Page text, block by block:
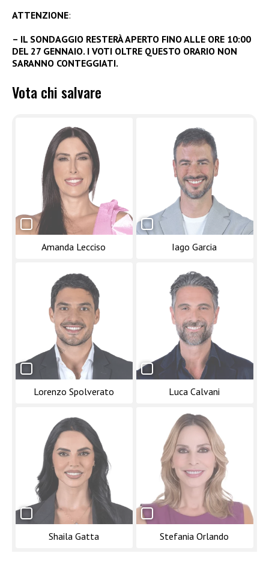
ATTENZIONE:
– IL SONDAGGIO RESTERÀ APERTO FINO ALLE ORE 10:00
DEL 27 GENNAIO. I VOTI OLTRE QUESTO ORARIO NON
SARANNO CONTEGGIATI.
Vota chi salvare
Amanda Lecciso Iago Garcia
Lorenzo Spolverato Luca Calvani
Shaila Gatta Stefania Orlando